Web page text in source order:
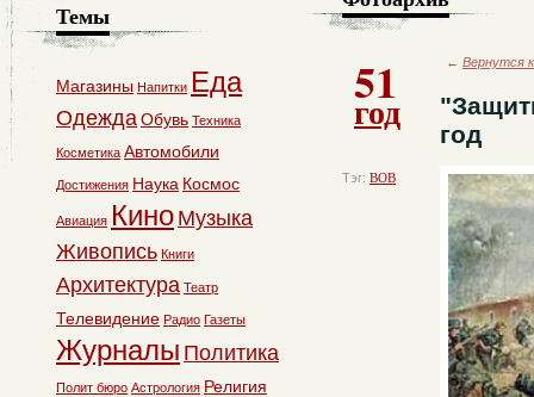
51
год
Тэг: ВОВ
← Вернутся
год
Темы
Магазины Напитки Еда
ОдеждаОбувь Техника
Косметика Автомобили
Достижения Наука Космос
Авиация Кино Музыка
Живопись Книги
Архитектура Театр
Телевидение Радио Газеты
Журналы Политика
Полит бюро Астрология Религия